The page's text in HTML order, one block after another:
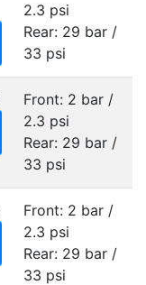
2.3 psi
Rear: 29 bar /
33 psi
Front: 2 bar /
2.3 psi
Rear: 29 bar /
33 psi
Front: 2 bar /
2.3 psi
Rear: 29 bar /
33 psi